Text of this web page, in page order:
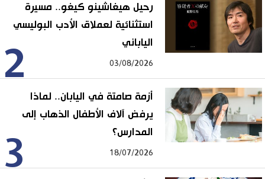
2
رحيل هيغاشينو كيغو.. مسيرة
استثنائية لعملاق الأدب البوليسي
الياباني
03/08/2026
3
أزمة صامتة في اليابان.. لماذا
يرفض آلاف الأطفال الذهاب إلى
المدارس؟
18/07/2026